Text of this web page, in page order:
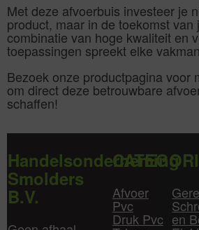
Met deze afvoerbuis investeer je
product, maar in de toekomst van
combinatie van hoge kwaliteit en
toepassingen spreekt elke
Bezoek onze productpagina voor
om direct deze betrouwbare
schaffen!
Handelsonderneming
Smolders
B.V. Afvoer
Pvc
Druk Pvc en